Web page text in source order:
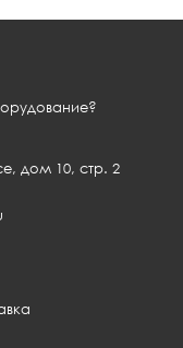
дом 10, стр. 2